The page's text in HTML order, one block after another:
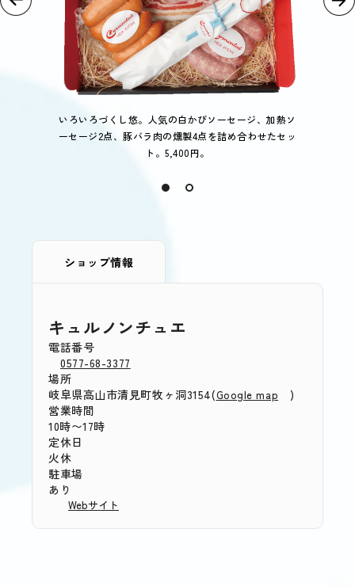
いろいろづくし悠。人気の白かびソーセージ、加熱ソ
ーセージ2点、豚バラ肉の燻製4点を詰め合わせたセッ
ト。5,400円。
ショップ情報
キュルノンチュエ
電話番号
0577-68-3377
場所
岐阜県高山市清見町牧ヶ洞3154(Google map
)
営業時間
10時〜17時
定休日
火休
駐車場
あり
Webサイト